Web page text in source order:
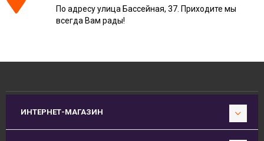
По адресу улица Бассейная, 37. Приходите мы
всегда Вам рады!
ИНТЕРНЕТ-МАГАЗИН